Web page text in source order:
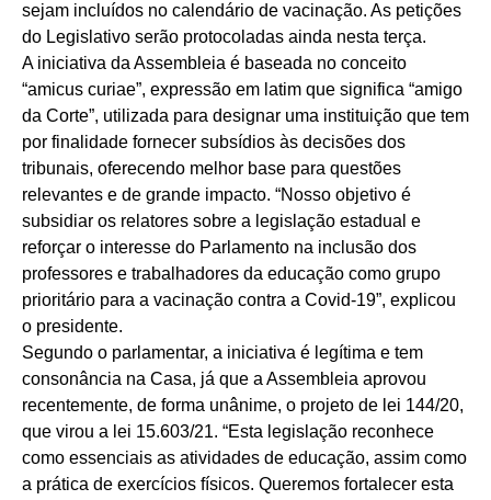
sejam incluídos no calendário de vacinação. As petições
do Legislativo serão protocoladas ainda nesta terça.
A iniciativa da Assembleia é baseada no conceito
“amicus curiae”, expressão em latim que significa “amigo
da Corte”, utilizada para designar uma instituição que tem
por finalidade fornecer subsídios às decisões dos
tribunais, oferecendo melhor base para questões
relevantes e de grande impacto. “Nosso objetivo é
subsidiar os relatores sobre a legislação estadual e
reforçar o interesse do Parlamento na inclusão dos
professores e trabalhadores da educação como grupo
prioritário para a vacinação contra a Covid-19”, explicou
o presidente.
Segundo o parlamentar, a iniciativa é legítima e tem
consonância na Casa, já que a Assembleia aprovou
recentemente, de forma unânime, o projeto de lei 144/20,
que virou a lei 15.603/21. “Esta legislação reconhece
como essenciais as atividades de educação, assim como
a prática de exercícios físicos. Queremos fortalecer esta